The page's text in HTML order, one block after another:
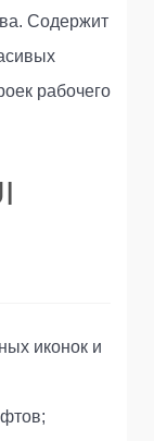
Содержит
рабочего
иконок и